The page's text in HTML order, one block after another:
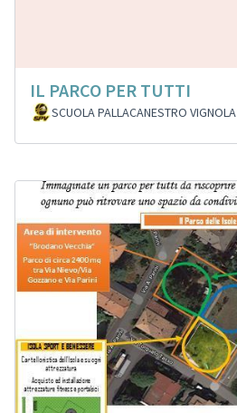
IL PARCO PER TUTTI
SCUOLA PALLACANESTRO VIGNOLA